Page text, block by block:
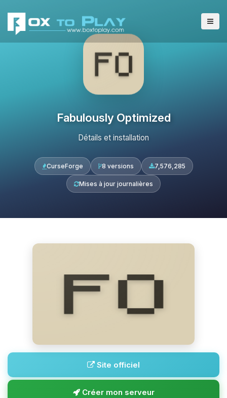
Fabulously Optimized
Détails et installation
CurseForge 8 versions 7,576,285
Mises à jour journalières
Site officiel
Créer mon serveur